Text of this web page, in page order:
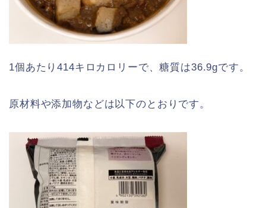
1個あたり414キロカロリーで、糖質は36.9gです。
原材料や添加物などは以下のとおりです。